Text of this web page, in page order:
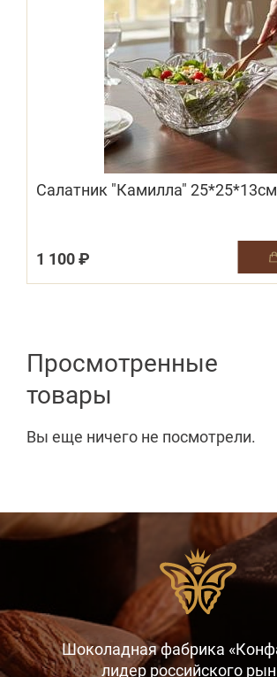
Салатник "Камилла" 25*25*13см
1 100 ₽
Просмотренные
товары
Вы еще ничего не посмотрели.
Шоколадная фабрика
лидер российского